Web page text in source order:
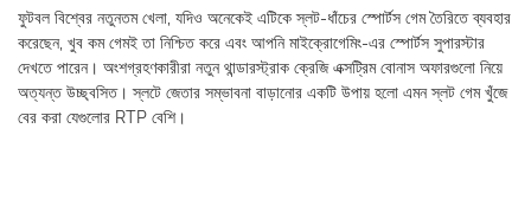
ফুটবল বিশ্বের নতুনতম খেলা, যদিও অনেকেই এটিকে স্লট-ধাঁচের স্পোর্টস গেম তৈরিতে ব্যবহার
করেছেন, খুব কম গেমই তা নিশ্চিত করে এবং আপনি মাইক্রোগেমিং-এর স্পোর্টস সুপারস্টার
দেখতে পারেন। অংশগ্রহণকারীরা নতুন থান্ডারস্ট্রাক ক্রেজি এক্সট্রিম বোনাস অফারগুলো নিয়ে
অত্যন্ত উচ্ছ্বসিত। স্লটে জেতার সম্ভাবনা বাড়ানোর একটি উপায় হলো এমন স্লট গেম খুঁজে
বের করা যেগুলোর RTP বেশি।